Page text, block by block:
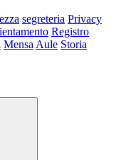
segreteria Privacy
Registro
Mensa Aule Storia